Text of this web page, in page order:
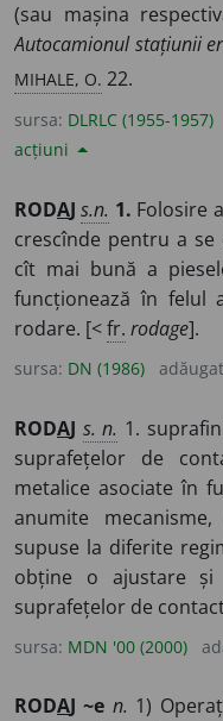
(sau mașina
Autocamionul stațiunii
MIHALE, O. 22.
sursa: DLRLC (1955-1957)
acțiuni
RODAJ s.n. 1. Folosire
crescînde pentru a
cît mai bună a
funcționează în felul
rodare. [<fr. rodage].
sursa: DN (1986)
RODAJ s. n. 1.
suprafețelor de
metalice asociate în
anumite
supuse la diferite
obține o ajustare
suprafețelor de
sursa: MDN '00 (2000)
RODAJ ~e n. 1)